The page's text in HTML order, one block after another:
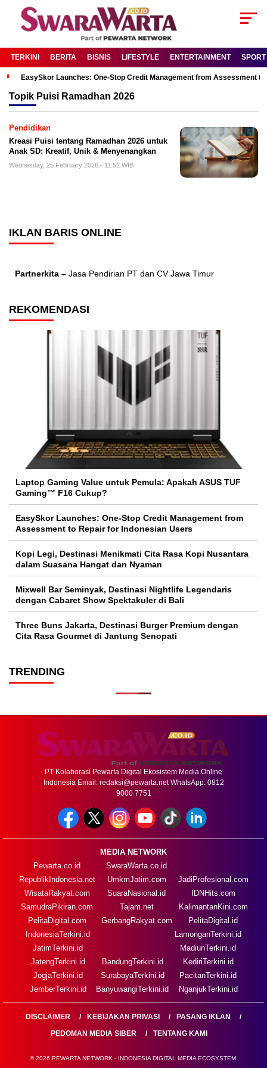
TERKINI BERITA BISNIS LIFESTYLE ENTERTAINMENT SPORT
EasySkor Launches: One-Stop Credit Management from Assessment
Topik Puisi Ramadhan 2026
Pendidikan
Kreasi Puisi tentang Ramadhan 2026 untuk
Anak SD: Kreatif, Unik & Menyenangkan
Wednesday, 25 February 2026 - 11:52 WIB
IKLAN BARIS ONLINE
Partnerkita – Jasa Pendirian PT dan CV Jawa Timur
REKOMENDASI
Laptop Gaming Value untuk Pemula: Apakah ASUS TUF
Gaming™ F16 Cukup?
EasySkor Launches: One-Stop Credit Management from
Assessment to Repair for Indonesian Users
Kopi Legi, Destinasi Menikmati Cita Rasa Kopi Nusantara
dalam Suasana Hangat dan Nyaman
Mixwell Bar Seminyak, Destinasi Nightlife Legendaris
dengan Cabaret Show Spektakuler di Bali
Three Buns Jakarta, Destinasi Burger Premium dengan
Cita Rasa Gourmet di Jantung Senopati
TRENDING
PT Kolaborasi Pewarta Digital Ekosistem Media Online
Indonesia Email: redaksi@pewarta.netWhatsApp: 0812
9000 7751
MEDIA NETWORK
Pewarta.co.id
RepublikIndonesia.net
WisataRakyat.com
SamudraPikiran.com
PelitaDigital.com
SwaraWarta.co.id
UmkmJatim.com
SuaraNasional.id
Tajam.net
GerbangRakyat.com
JadiProfesional.com
IDNHits.com
KalimantanKini.com
PelitaDigital.id
IndonesiaTerkini.id
JatimTerkini.id
JatengTerkini.id
JogjaTerkini.id
JemberTerkini.id
BandungTerkini.id
SurabayaTerkini.id
BanyuwangiTerkini.id
LamonganTerkini.id
MadiunTerkini.id
KediriTerkini.id
PacitanTerkini.id
NganjukTerkini.id
DISCLAIMER KEBIJAKAN PRIVASI
PASANG IKLAN
PEDOMAN MEDIA SIBER
TENTANG KAMI
© 2026 PEWARTA NETWORK - INDONESIA DIGITAL MEDIA ECOSYSTEM.